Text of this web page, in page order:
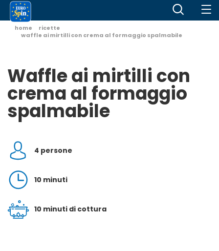
home
ricette
waffle ai mirtilli con crema al formaggio spalmabile
Waffle ai mirtilli con
crema al formaggio
spalmabile
4 persone
10 minuti
10 minuti di cottura